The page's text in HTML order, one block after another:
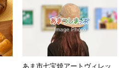
あま市七宝焼アートヴィレッ